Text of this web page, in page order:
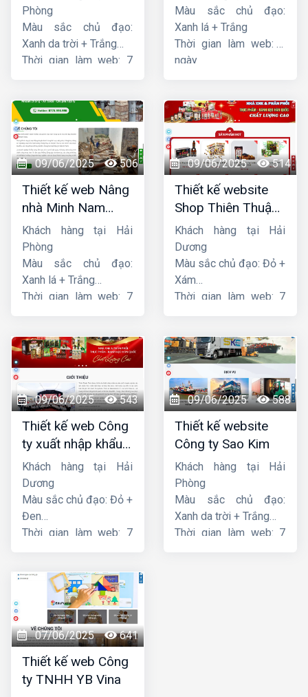
Phòng
Màu sắc chủ đạo:
Xanh da trời + Trắng
Thời gian làm web: 7
Màu sắc chủ đạo:
Xanh lá + Trắng
Thời gian làm web: 7
ngày
09/06/2025 506
Thiết kế web Nâng
nhà Minh Nam
Hoàng
Khách hàng tại Hải
Phòng
Màu sắc chủ đạo:
Xanh lá + Trắng
Thời gian làm web: 7
09/06/2025 514
Thiết kế website
Shop Thiên Thuận
Phát
Khách hàng tại Hải
Dương
Màu sắc chủ đạo: Đỏ +
Xám
Thời gian làm web: 7
09/06/2025 543
Thiết kế web Công
ty xuất nhập khẩu
Thiên Thuận Phát
Khách hàng tại Hải
Dương
Màu sắc chủ đạo: Đỏ +
Đen
Thời gian làm web: 7
09/06/2025 588
Thiết kế website
Công ty Sao Kim
Khách hàng tại Hải
Phòng
Màu sắc chủ đạo:
Xanh da trời + Trắng
Thời gian làm web: 7
07/06/2025 641
Thiết kế web Công
ty TNHH YB Vina